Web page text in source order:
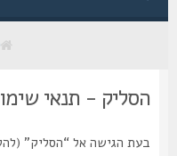
הסליק - תנאי שימוש
בעת הגישה אל “הסליק” (להלן